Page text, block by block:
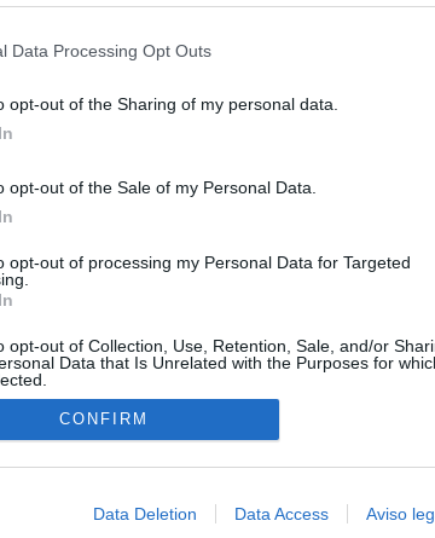
Data Processing Opt Outs
opt-out of the Sharing of my personal data.
opt-out of the Sale of my Personal Data.
opt-out of processing my Personal Data for Targeted
opt-out of Collection, Use, Retention, Sale, and/or
Data that Is Unrelated with the Purposes for
CONFIRM
Data Deletion Data Access Aviso
ultimátum del Gobierno y mantiene los controles a viajeros de
un ultimátum a Italia: o levanta los controles a viajeros de
contra las comunidades que no acojan a los menores
sobre el PP por la acogida de los menores de Ceuta en las
Compromís denuncia a Figaredo ante la Fiscalía del Supremo
a los inmigrantes” de Ceuta
el intento del PP de que los ministros acudan al Senado en